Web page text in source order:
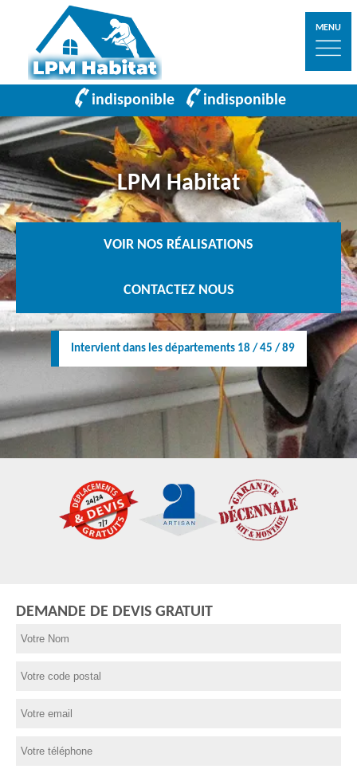
MENU
indisponible indisponible
LPM Habitat
VOIR NOS RÉALISATIONS
CONTACTEZ NOUS
Intervient dans les départements 18 / 45 / 89
DEMANDE DE DEVIS GRATUIT